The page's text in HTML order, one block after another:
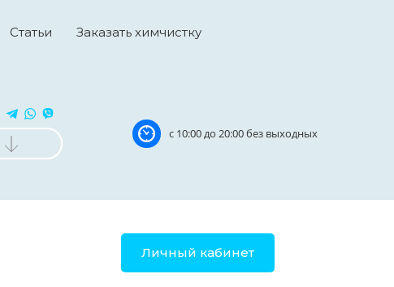
Статьи Заказать химчистку
с 10:00 до 20:00 без выходных
Личный кабинет